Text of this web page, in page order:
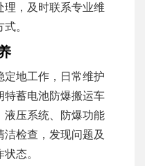
理，及时联系专业维
。
定地工作，日常维护
特蓄电池防爆搬运车
液压系统、防爆功能
检查，发现问题及
态。